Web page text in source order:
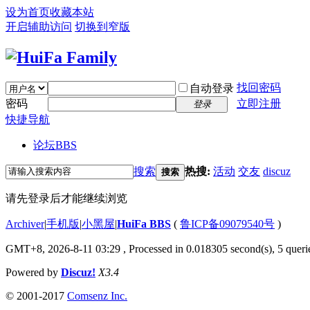
设为首页收藏本站
开启辅助访问 切换到窄版
自动登录 找回密码
密码
登录
立即注册
快捷导航
论坛BBS
搜索 搜索 热搜: 活动 交友 discuz
请先登录后才能继续浏览
Archiver|手机版|小黑屋|HuiFa BBS ( 鲁ICP备09079540号 )
GMT+8, 2026-8-11 03:29 , Processed in 0.018305 second(s), 5
Powered by Discuz! X3.4
© 2001-2017 Comsenz Inc.